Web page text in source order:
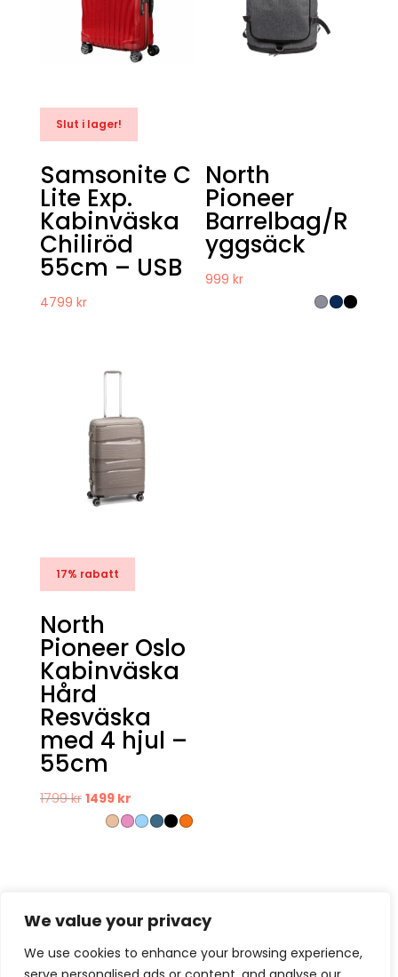
We value your privacy
We use cookies to enhance your browsing experience,
Slut i lager!
Samsonite C
Lite Exp.
Kabinväska
Chiliröd
55cm – USB
4799 kr
North
Pioneer
Barrelbag/R
yggsäck
999kr
17% rabatt
North
Pioneer Oslo
Kabinväska
Hård
Resväska
med 4 hjul –
55cm
1799kr Det
ursprungliga
1499 krDet
nuvarande